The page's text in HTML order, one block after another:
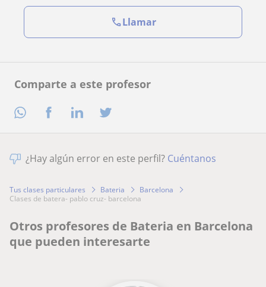
Comparte a este profesor
Llamar
¿Hay algún error en este perfil? Cuéntanos
Tus clases particulares Bateria
Barcelona
clases de batera- pablo cruz- barcelona
Otros profesores de Bateria en Barcelona
que pueden interesarte